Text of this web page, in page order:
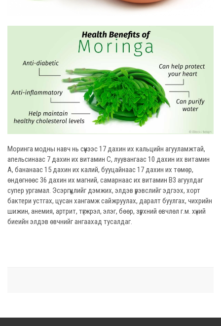
Моринга модны навч нь сүүнээс 17 дахин их кальцийн агууламжтай,
апельсинаас 7 дахин их витамин С, луувангаас 10 дахин их витамин
А, бананаас 15 дахин их калий, бууцайнаас 17 дахин их төмөр,
өндөгнөөс 36 дахин их магний, самарнаас их витамин В3 агуулдаг
супер ургамал. Эсэргүүцлийг дэмжих, элдэв үрэвслийг эдгээх, хорт
бактери устгах, цусан хангамж сайжруулах, даралт буулгах, чихрийн
шижин, анемия, артрит, түгжрэл, элэг, бөөр, зүрхний өвчлөл г.м. хүний
биеийн элдэв өвчнийг ангаахад тусалдаг.